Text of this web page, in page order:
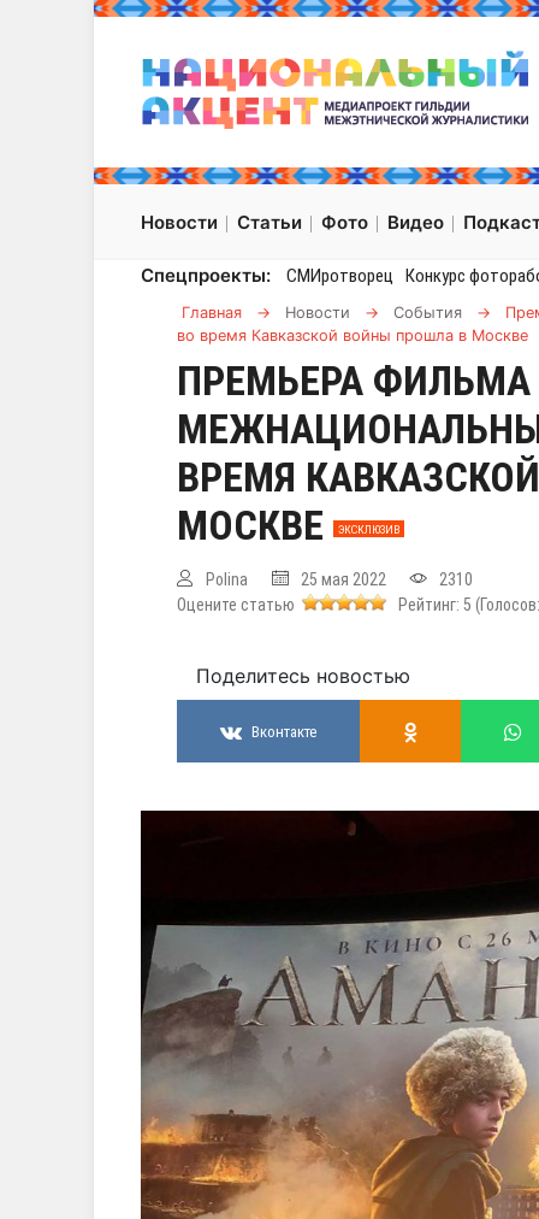
Новости Статьи Фото Видео
Спецпроекты: СМИротворец Конкурс
Главная → Новости → События →
во время Кавказской войны прошла в Москве
ПРЕМЬЕРА
ВРЕМЯ
МОСКВЕ
ЭКСКЛЮЗИВ
Polina 25 мая 2022
2310
Оцените статью
Рейтинг: 5
Поделитесь новостью
Вконтакте